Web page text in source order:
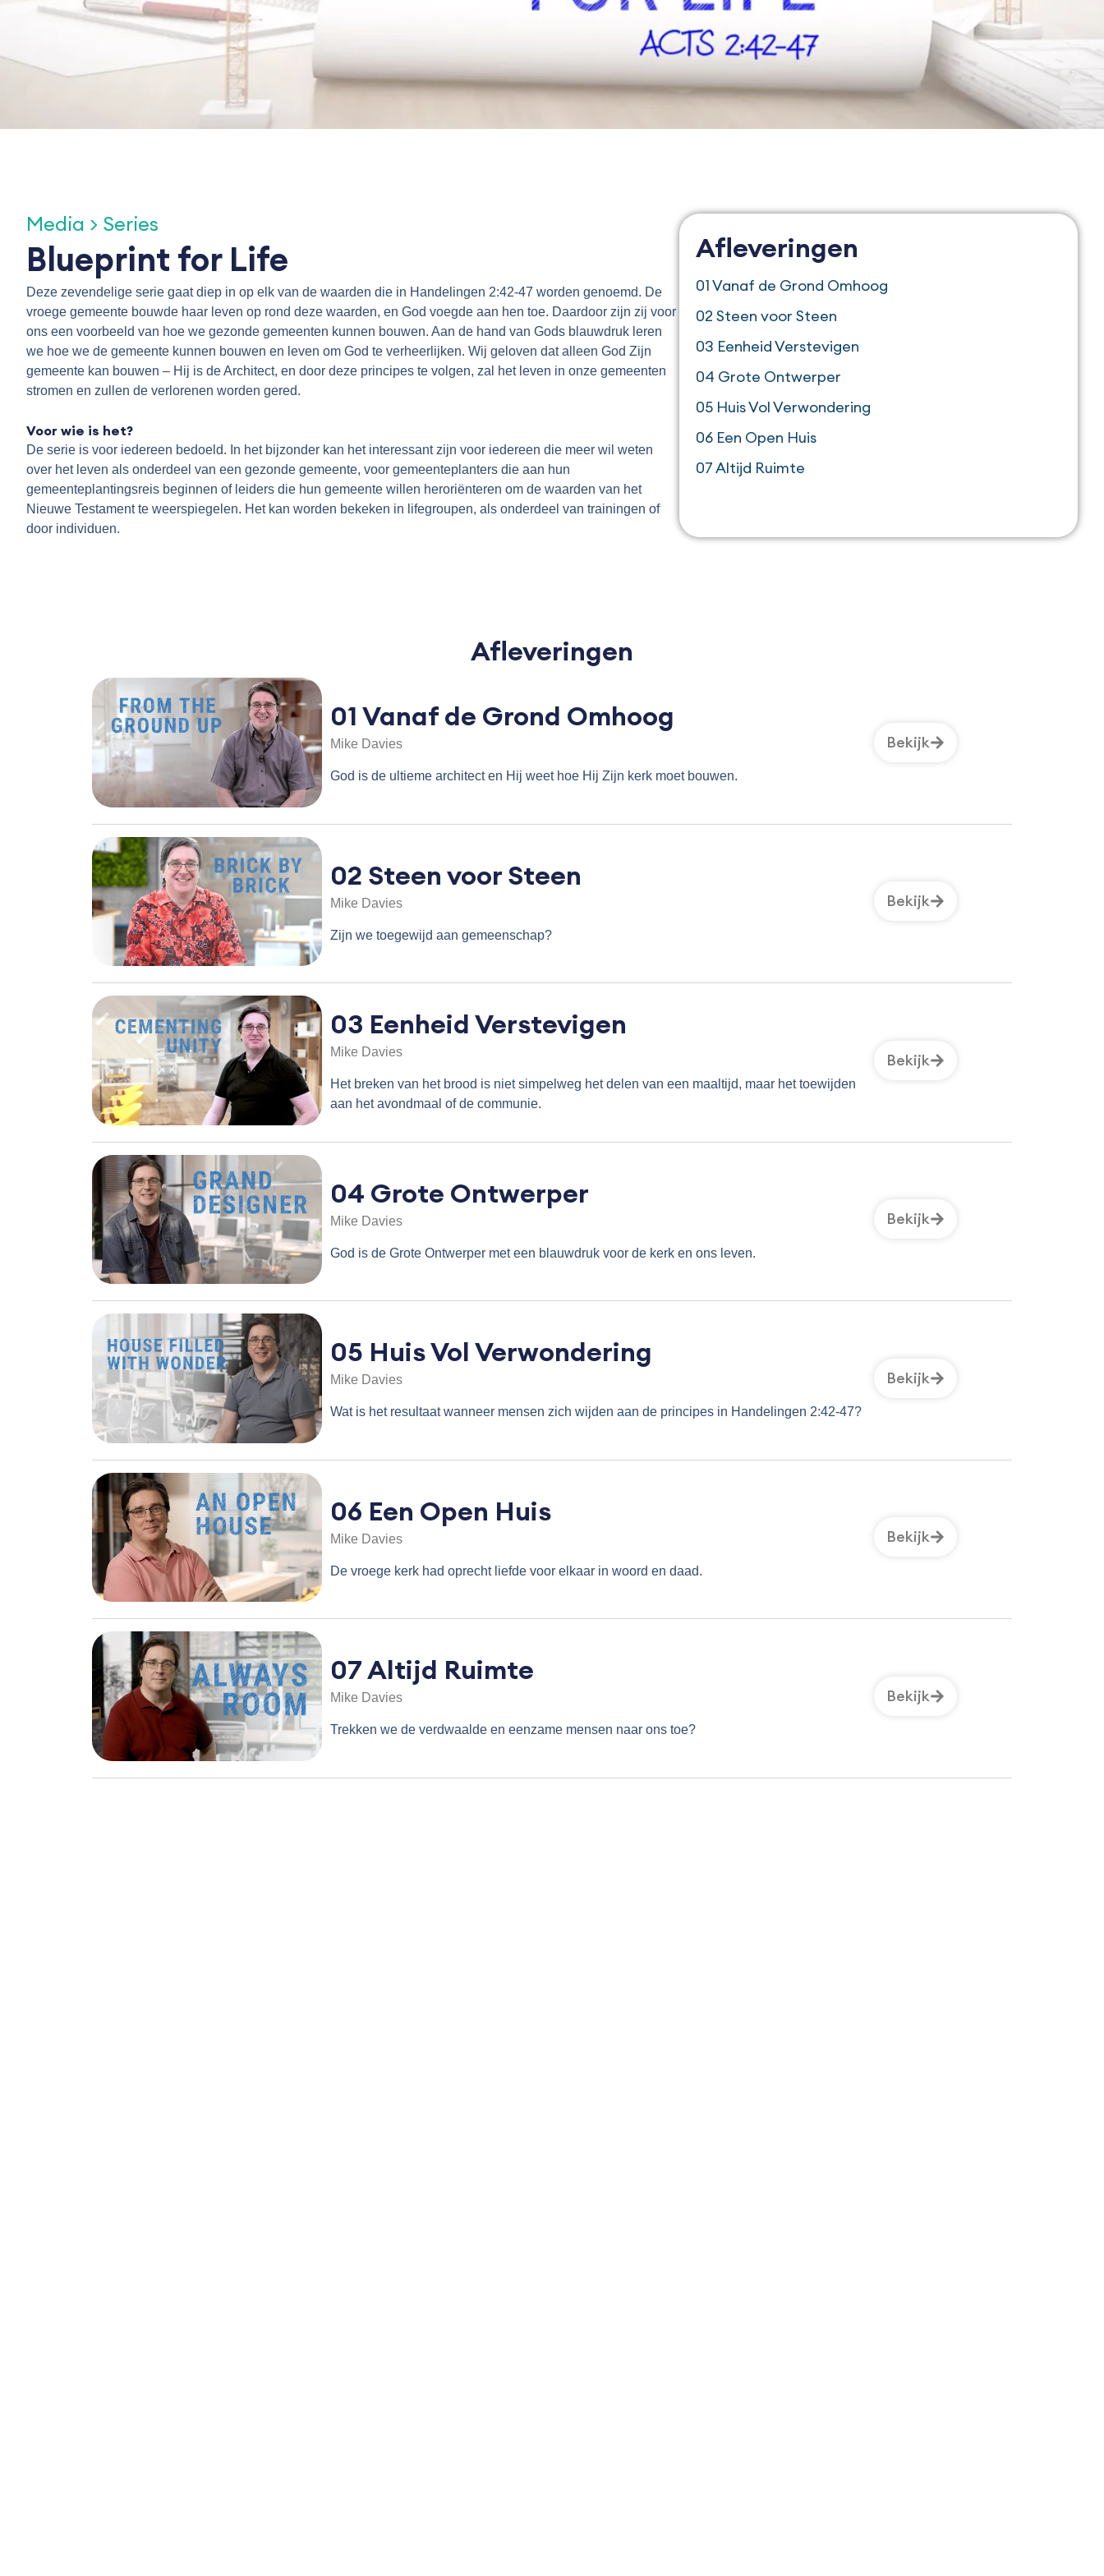
Media > Series
Blueprint for Life
Deze zevendelige serie gaat diep in op elk van de waarden die in Handelingen 2:42-47 worden genoemd. De
vroege gemeente bouwde haar leven op rond deze waarden, en God voegde aan hen toe. Daardoor zijn zij voor
ons een voorbeeld van hoe we gezonde gemeenten kunnen bouwen. Aan de hand van Gods blauwdruk leren
we hoe we de gemeente kunnen bouwen en leven om God te verheerlijken. Wij geloven dat alleen God Zijn
gemeente kan bouwen – Hij is de Architect, en door deze principes te volgen, zal het leven in onze gemeenten
stromen en zullen de verlorenen worden gered.
Voor wie is het?
De serie is voor iedereen bedoeld. In het bijzonder kan het interessant zijn voor iedereen die meer wil weten
over het leven als onderdeel van een gezonde gemeente, voor gemeenteplanters die aan hun
gemeenteplantingsreis beginnen of leiders die hun gemeente willen heroriënteren om de waarden van het
Nieuwe Testament te weerspiegelen. Het kan worden bekeken in lifegroupen, als onderdeel van trainingen of
door individuen.
Afleveringen
01 Vanaf de Grond Omhoog
02 Steen voor Steen
03 Eenheid Verstevigen
04 Grote Ontwerper
05 Huis Vol Verwondering
06 Een Open Huis
07 Altijd Ruimte
Afleveringen
01 Vanaf de Grond Omhoog
Mike Davies
God is de ultieme architect en Hij weet hoe Hij Zijn kerk moet bouwen.
Bekijk
02 Steen voor Steen
Mike Davies
Zijn we toegewijd aan gemeenschap?
Bekijk
03 Eenheid Verstevigen
Mike Davies
Het breken van het brood is niet simpelweg het delen van een maaltijd, maar het toewijden
aan het avondmaal of de communie.
Bekijk
04 Grote Ontwerper
Mike Davies
God is de Grote Ontwerper met een blauwdruk voor de kerk en ons leven.
Bekijk
05 Huis Vol Verwondering
Mike Davies
Wat is het resultaat wanneer mensen zich wijden aan de principes in Handelingen 2:42-47?
Bekijk
06 Een Open Huis
Mike Davies
De vroege kerk had oprecht liefde voor elkaar in woord en daad.
Bekijk
07 Altijd Ruimte
Mike Davies
Trekken we de verdwaalde en eenzame mensen naar ons toe?
Bekijk